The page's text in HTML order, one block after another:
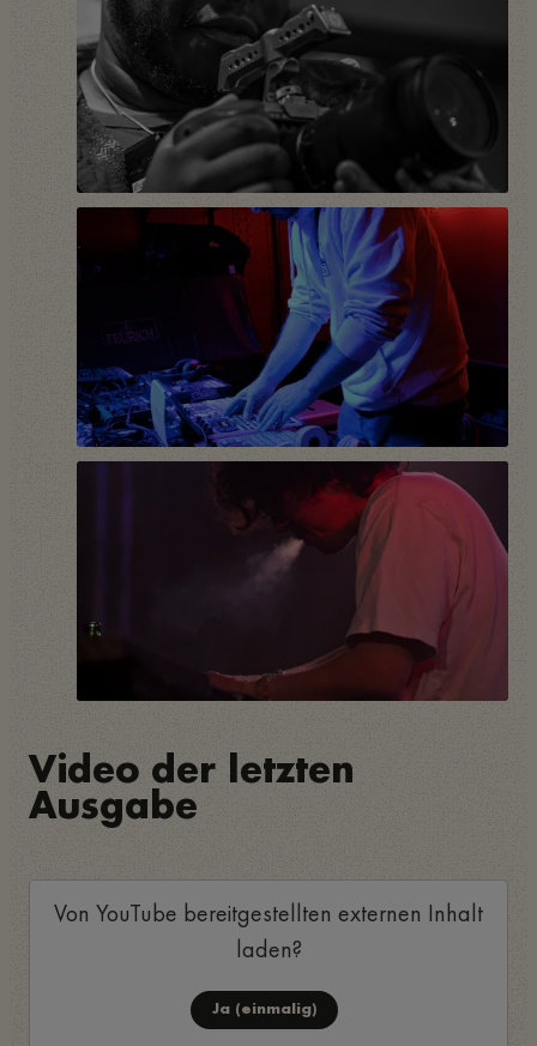
Video der letzten
Ausgabe
Von YouTube bereitgestellten externen Inhalt
laden?
Ja (einmalig)